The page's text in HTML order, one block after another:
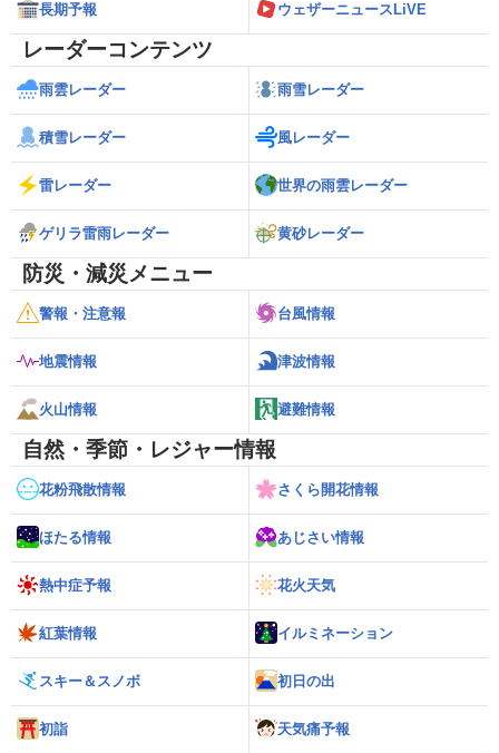
長期予報 ウェザーニュースLiVE
レーダーコンテンツ
雨雲レーダー 雨雪レーダー
積雪レーダー 風レーダー
雷レーダー 世界の雨雲レーダー
ゲリラ雷雨レーダー 黄砂レーダー
防災・減災メニュー
警報・注意報 台風情報
地震情報 津波情報
火山情報 避難情報
自然・季節・レジャー情報
花粉飛散情報 さくら開花情報
ほたる情報 あじさい情報
熱中症予報 花火天気
紅葉情報 イルミネーション
スキー＆スノボ 初日の出
初詣 天気痛予報